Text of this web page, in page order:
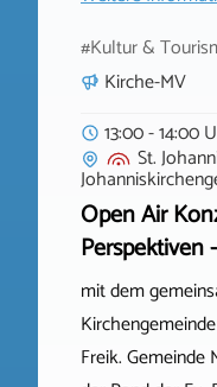
#Kultur &
Kirche-MV
13:00 - 14:00
St.
Open Air
Perspektiven
mit dem
Freik. Gemeinde